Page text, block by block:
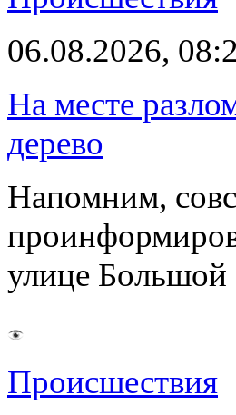
06.08.2026,
На месте
дерево
Напомним,
улице Большой
Происшествия